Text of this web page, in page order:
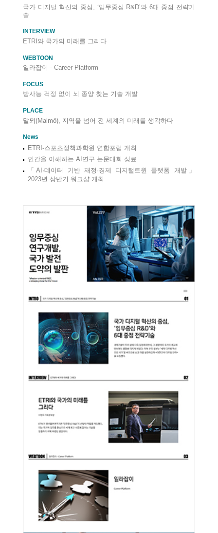
국가 디지털 혁신의 중심, ‘임무중심 R&D’와 6대 중점 전략기
술
INTERVIEW
ETRI와 국가의 미래를 그리다
WEBTOON
일라잡이 - Career Platform
FOCUS
방사능 걱정 없이 뇌 종양 찾는 기술 개발
PLACE
말뫼(Malmö), 지역을 넘어 전 세계의 미래를 생각하다
News
ETRI-스포츠정책과학원 연합포럼 개최
인간을 이해하는 AI연구 논문대회 성료
「AI·데이터 기반 재정·경제 디지털트윈 플랫폼 개발」
2023년 상반기 워크샵 개최